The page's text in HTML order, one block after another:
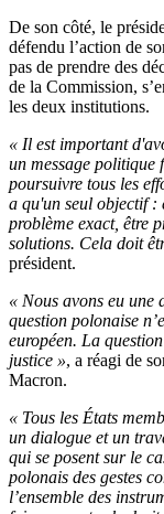
De son côté, le
défendu l’action de
pas de prendre des
de la Commission,
les deux institutions.
« Il est important
un message
poursuivre tous les
a qu'un seul objectif :
problème exact, être
solutions. Cela doit
président.
« Nous avons eu une
question polonaise
européen. La
justice », a réagi de
Macron.
« Tous les États
un dialogue et un
qui se posent sur le
polonais des gestes
l’ensemble des